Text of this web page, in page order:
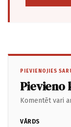
PIEVIENOJIES
Pievieno
Komentēt vari
VĀRDS